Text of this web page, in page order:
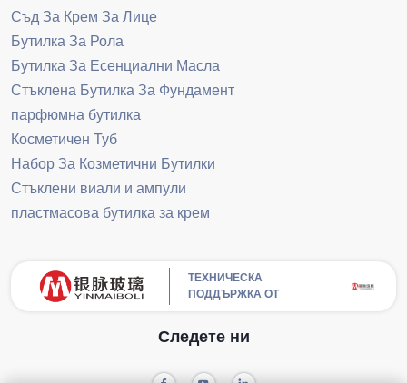
Съд За Крем За Лице
Бутилка За Рола
Бутилка За Есенциални Масла
Стъклена Бутилка За Фундамент
парфюмна бутилка
Косметичен Туб
Набор За Козметични Бутилки
Стъклени виали и ампули
пластмасова бутилка за крем
ТЕХНИЧЕСКА
ПОДДЪРЖКА ОТ
Следете ни